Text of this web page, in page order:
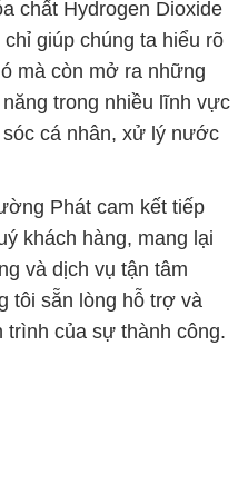
chất Hydrogen Dioxide
giúp chúng ta hiểu rõ
mà còn mở ra những
trong nhiều lĩnh vực
cá nhân, xử lý nước
Phát cam kết tiếp
khách hàng, mang lại
và dịch vụ tận tâm
tôi sẵn lòng hỗ trợ và
trình của sự thành công.